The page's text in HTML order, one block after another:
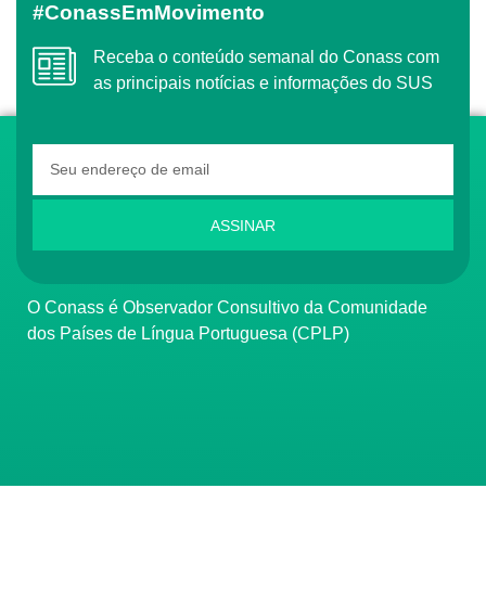
#ConassEmMovimento
Receba o conteúdo semanal do Conass com
as principais notícias e informações do SUS
ASSINAR
O Conass é Observador Consultivo da Comunidade
dos Países de Língua Portuguesa (CPLP)